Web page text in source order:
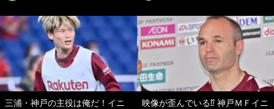
三浦・神戸の主役は俺だ！イニ
映像が歪んでいる⁉ 神戸ＭＦイニ